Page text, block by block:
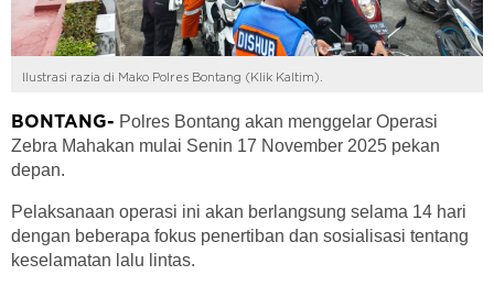
Ilustrasi razia di Mako Polres Bontang (Klik Kaltim).
BONTANG- Polres Bontang akan menggelar Operasi
Zebra Mahakan mulai Senin 17 November 2025 pekan
depan.
Pelaksanaan operasi ini akan berlangsung selama 14 hari
dengan beberapa fokus penertiban dan sosialisasi tentang
keselamatan lalu lintas.